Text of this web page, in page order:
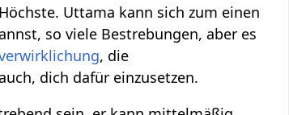
Uttama kann sich zum einen
so viele Bestrebungen, aber es
, die
dich dafür einzusetzen.